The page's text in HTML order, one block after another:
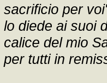
sacrificio per
lo diede ai suoi
calice del mio
per tutti in